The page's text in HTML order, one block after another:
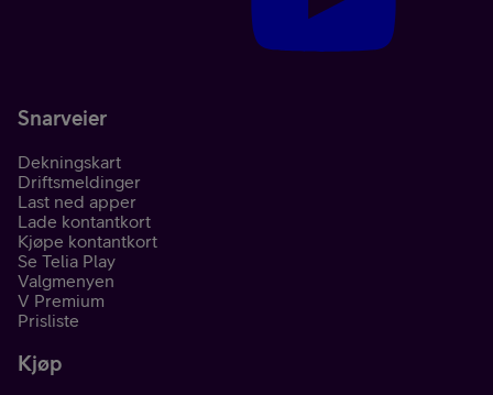
Snarveier
Dekningskart
Driftsmeldinger
Last ned apper
Lade kontantkort
Kjøpe kontantkort
Se Telia Play
Valgmenyen
V Premium
Prisliste
Kjøp